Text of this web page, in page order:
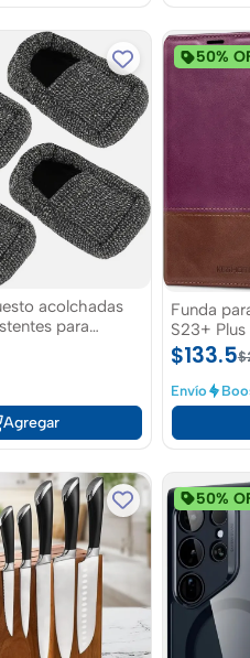
acolchadas
para
Agregar
50%
Funda
S23+
para
$133.5
Envío
50%